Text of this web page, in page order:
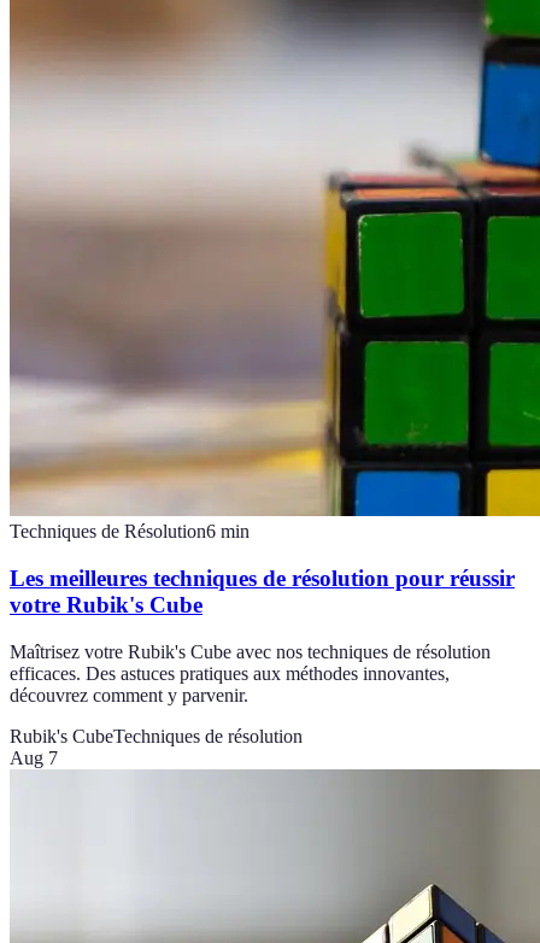
Techniques de Résolution6 min
Les meilleures techniques de résolution pour réussir
votre Rubik's Cube
Maîtrisez votre Rubik's Cube avec nos techniques de résolution
efficaces. Des astuces pratiques aux méthodes innovantes,
découvrez comment y parvenir.
Rubik's CubeTechniques de résolution
Aug 7